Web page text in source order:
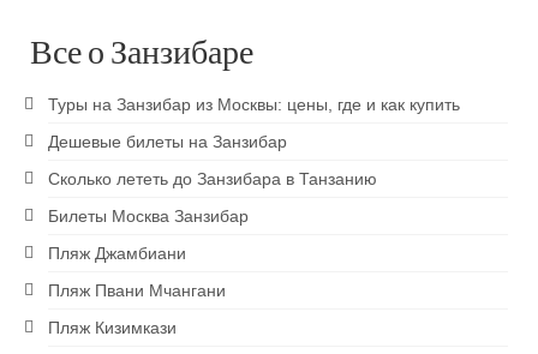
Паже пляж
Развлечения
Достопримечательности Занзибара
Восхождение на Килиманджаро
Кайтсерфинг на Занзибаре
Все о Занзибаре
Туры на Занзибар из Москвы: цены, где и как купить
Дешевые билеты на Занзибар
Сколько лететь до Занзибара в Танзанию
Билеты Москва Занзибар
Пляж Джамбиани
Пляж Пвани Мчангани
Пляж Кизимкази